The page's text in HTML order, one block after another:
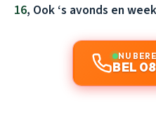
16, Ook ‘s avonds en
NU
BEL